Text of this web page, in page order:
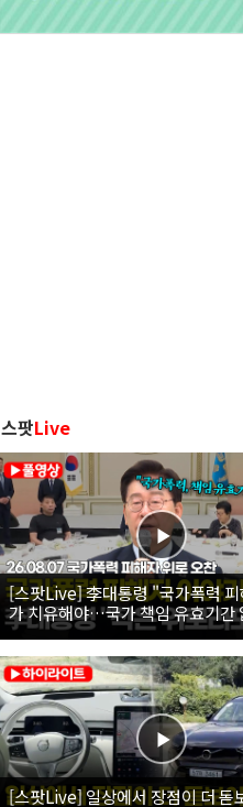
스팟Live
[스팟Live] 李대통령 "국가폭력
가 치유해야…국가 책임 유효기간
26.08.07 국가폭력 피해자 위로 오
[스팟Live] 일상에서 장점이 더 돋